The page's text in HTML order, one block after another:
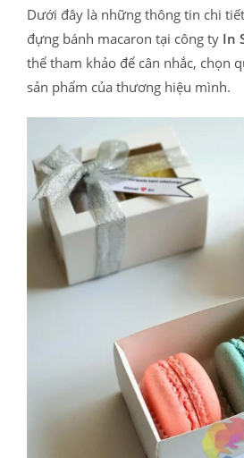
Dưới đây là những thông tin chi
đựng bánh macaron tại công ty In
thể tham khảo để cân nhắc, chọn
sản phẩm của thương hiệu mình.